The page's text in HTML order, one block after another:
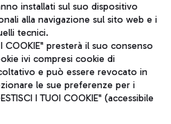
raggiungere l'aeroporto
soggetta a direzione e
di Roma 13032990155 P.
int. vers.
1 - 00054 Fiumicino (RM)
installati sul suo dispositivo
alla navigazione sul sito web e i
tecnici.
COOKIE" presterà il suo consenso
ivi compresi cookie di
e può essere revocato in
le sue preferenze per i
I TUOI COOKIE" (accessibile